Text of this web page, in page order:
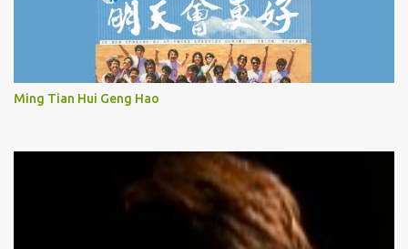
Ming Tian Hui Geng Hao